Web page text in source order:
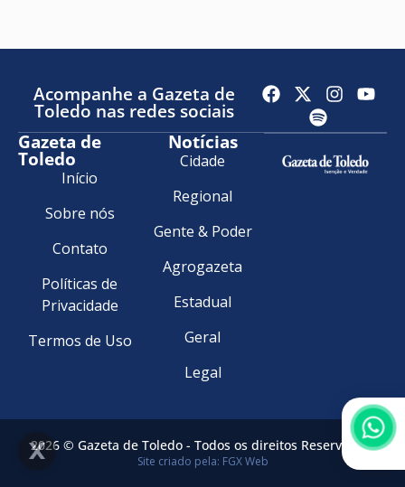
Acompanhe a Gazeta de
Toledo nas redes sociais
Gazeta de
Toledo
Início
Sobre nós
Contato
Políticas de
Privacidade
Termos de Uso
Notícias
Cidade
Regional
Gente & Poder
Agrogazeta
Estadual
Geral
Legal
2026 © Gazeta de Toledo - Todos os direitos Reservados.
Site criado pela: FGX Web